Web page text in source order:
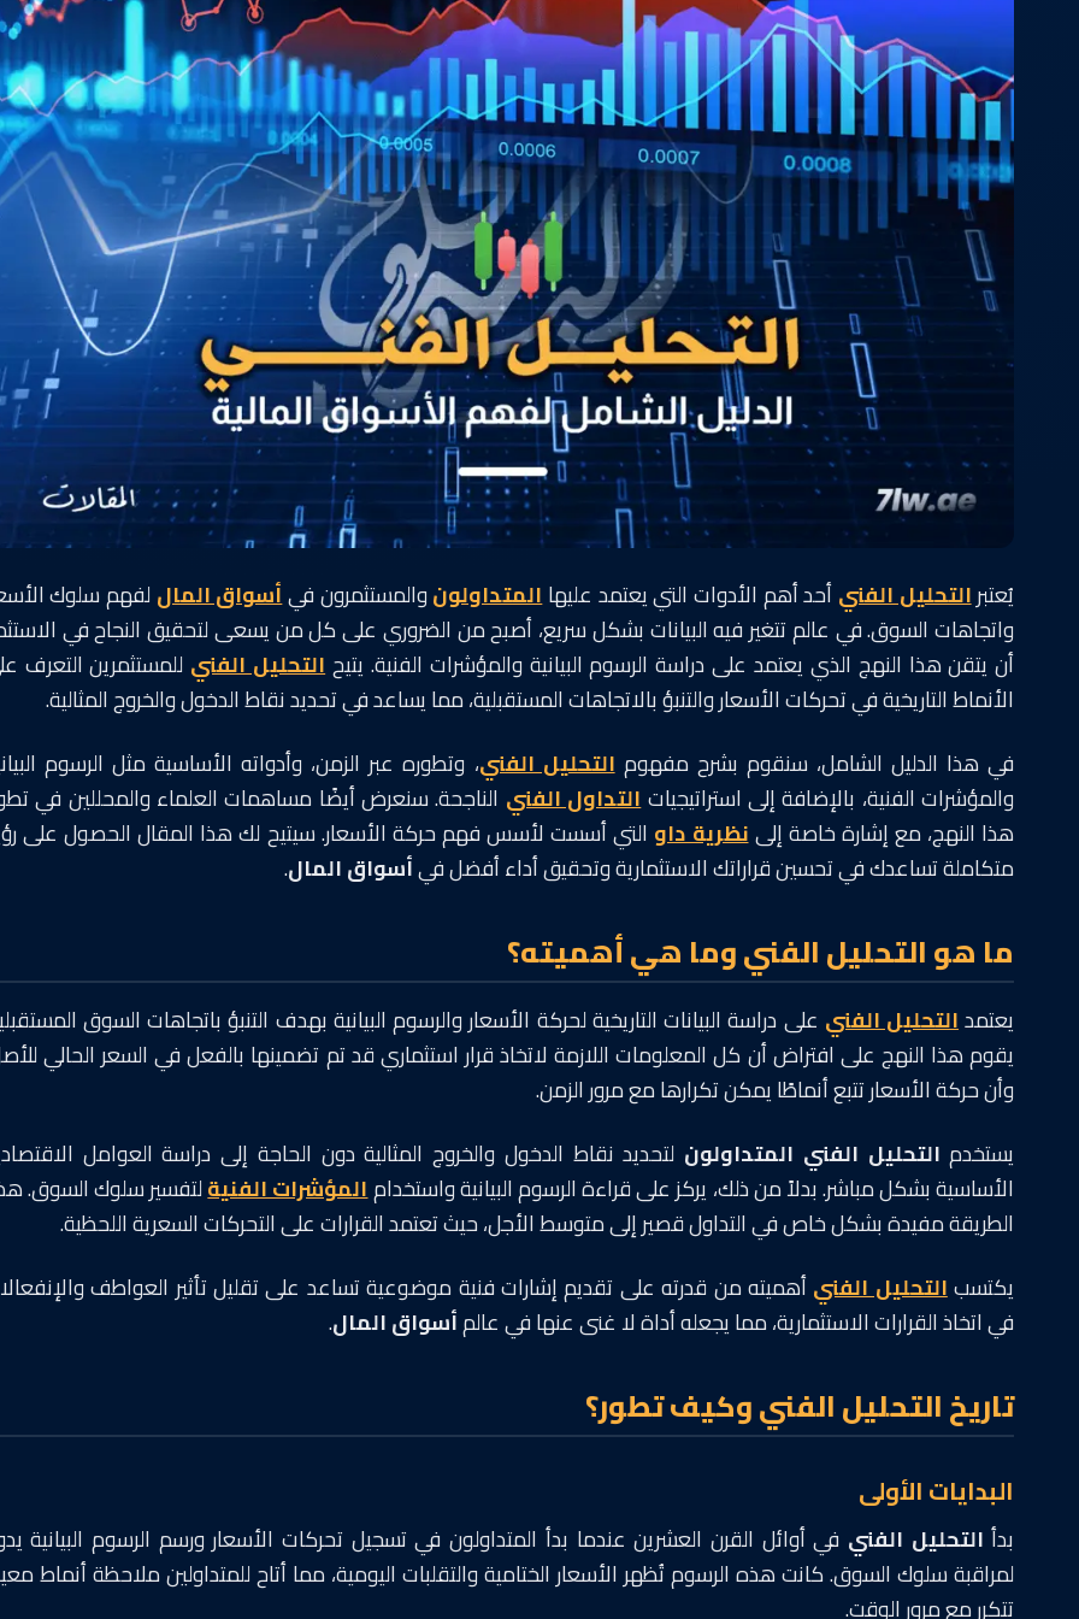
يُعتبرالتحليل الفنيأحد أهم الأدوات التي يعتمد عليهاالمتداولونوالمستثمرون فيأسواق المال لفهم سلوك
واتجاهات السوق. في عالم تتغير فيه البيانات بشكل سريع، أصبح من الضروري على كل من يسعى لتحقيق النجاح في
أن يتقن هذا النهج الذي يعتمد على دراسة الرسوم البيانية والمؤشرات الفنية. يتيحالتحليل الفني للمستثمرين التعرف
الأنماط التاريخية في تحركات الأسعار والتنبؤ بالاتجاهات المستقبلية، مما يساعد في تحديد نقاط الدخول والخروج المثالية.
في هذا الدليل الشامل، سنقوم بشرح مفهومالتحليل الفني، وتطوره عبر الزمن، وأدواته الأساسية مثل الرسوم
والمؤشرات الفنية، بالإضافة إلى استراتيجياتالتداول الفني الناجحة. سنعرض أيضًا مساهمات العلماء والمحللين في
هذا النهج، مع إشارة خاصة إلىنظرية داو التي أسست لأسس فهم حركة الأسعار. سيتيح لك هذا المقال الحصول على
متكاملة تساعدك في تحسين قراراتك الاستثمارية وتحقيق أداء أفضل فيأسواق المال.
ما هو التحليل الفني وما هي أهميته؟
يعتمدالتحليل الفني على دراسة البيانات التاريخية لحركة الأسعار والرسوم البيانية بهدف التنبؤ باتجاهات السوق
يقوم هذا النهج على افتراض أن كل المعلومات اللازمة لاتخاذ قرار استثماري قد تم تضمينها بالفعل في السعر الحالي
وأن حركة الأسعار تتبع أنماطًا يمكن تكرارها مع مرور الزمن.
يستخدم التحليل الفني المتداولون لتحديد نقاط الدخول والخروج المثالية دون الحاجة إلى دراسة العوامل
الأساسية بشكل مباشر. بدلاً من ذلك، يركز على قراءة الرسوم البيانية واستخدامالمؤشرات الفنيةلتفسير سلوك السوق.
الطريقة مفيدة بشكل خاص في التداول قصير إلى متوسط الأجل، حيث تعتمد القرارات على التحركات السعرية اللحظية.
يكتسبالتحليل الفنيأهميته من قدرته على تقديم إشارات فنية موضوعية تساعد على تقليل تأثير العواطف
في اتخاذ القرارات الاستثمارية، مما يجعله أداة لا غنى عنها في عالمأسواق المال.
تاريخ التحليل الفني وكيف تطور؟
البدايات الأولى
بدأ التحليل الفني في أوائل القرن العشرين عندما بدأ المتداولون في تسجيل تحركات الأسعار ورسم الرسوم البيانية
لمراقبة سلوك السوق. كانت هذه الرسوم تُظهر الأسعار الختامية والتقلبات اليومية، مما أتاح للمتداولين ملاحظة أنماط
تتكرر مع مرور الوقت.